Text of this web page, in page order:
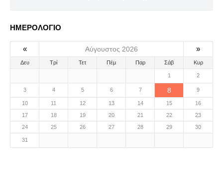
ΗΜΕΡΟΛΟΓΙΟ
« Αύγουστος 2026 »
Δευ Τρί Τετ Πέμ Παρ Σάβ Κυρ
1 2
3 4 5 6 7 8 9
10 11 12 13 14 15
16
17
18 19 20 21 22
23
24
25 26 27 28 29 30
31